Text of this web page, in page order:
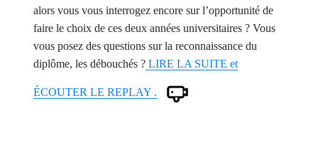
alors vous vous interrogez encore sur l’opportunité de
faire le choix de ces deux années universitaires ? Vous
vous posez des questions sur la reconnaissance du
diplôme, les débouchés ? LIRE LA SUITE et
ÉCOUTER LE REPLAY .